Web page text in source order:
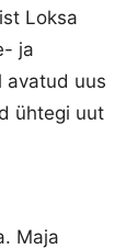
Loksa
ja
avatud uus
ühtegi uut
Maja